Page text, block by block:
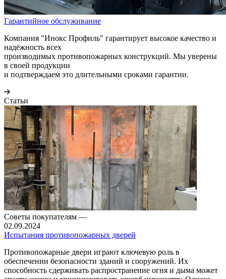
Гарантийное обслуживание
Компания "Инокс Профиль" гарантирует высокое качество и
надёжность всех
производимых противопожарных конструкций. Мы уверены
в своей продукции
и подтверждаем это длительными сроками гарантии.
Статьи
Советы покупателям —
02.09.2024
Испытания противопожарных дверей
Противопожарные двери играют ключевую роль в
обеспечении безопасности зданий и сооружений. Их
способность сдерживать распространение огня и дыма может